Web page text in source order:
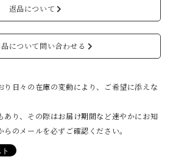
返品について
について問い合わせる
り日々の在庫の変動により、ご希望に添えな
あり、その際はお届け期間など速やかにお知
のメールを必ずご確認ください。